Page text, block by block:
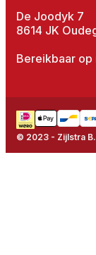
De Joodyk 7
8614 JK
Bereikbaar op
© 2023 - Zijlstra